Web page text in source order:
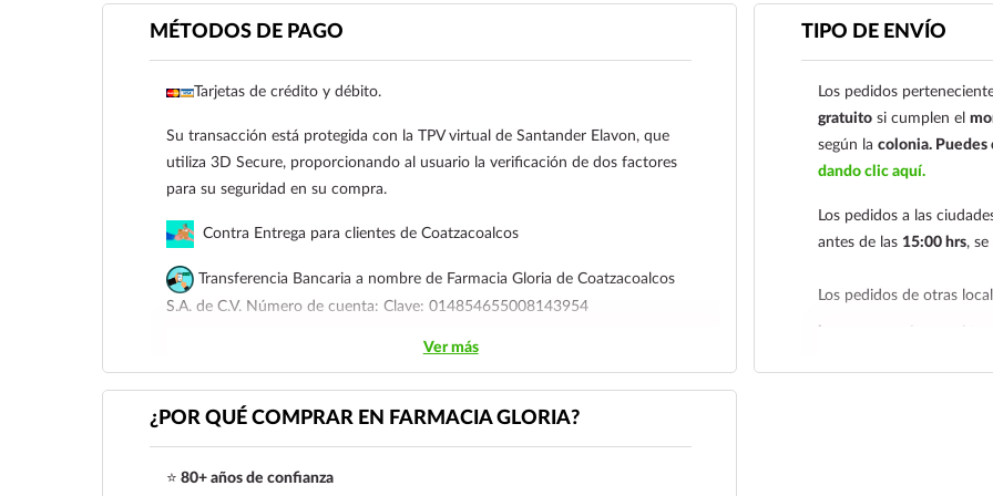
práctico en la alacena,
de manera tradicional y
Su transacción está
que utiliza 3D Secure,
Contra Entrega
Transferencia
Coatzacoalcos S.A.
MÉTODOS DE PAGO
Tarjetas de crédito y débito.
Su transacción está protegida con la TPV virtual de Santander Elavon, que
utiliza 3D Secure, proporcionando al usuario la verificación de dos factores
para su seguridad en su compra.
Contra Entrega para clientes de Coatzacoalcos
Transferencia Bancaria a nombre de Farmacia Gloria de Coatzacoalcos
S.A. de C.V. Número de cuenta: Clave: 014854655008143954
Para esta forma de pago el cliente deberá enviar su comprobante de pago a al
siguiente correo electrónico:ecommerce@farmaciagloria.mxo a nuestro
921 261 8491
Ver más
TIPO DE ENVÍO
Los pedidos
gratuitosi cumplen el
según la colonia.
dando clic aquí.
Los pedidos a las
antes de las 15:00 hrs, se
Los pedidos de otras
Tenemos dos tarifas
¿POR QUÉ COMPRAR EN FARMACIA GLORIA?
⭐ 80+ años de confianza